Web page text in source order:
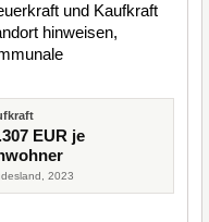
und Kaufkraft
hinweisen,
EUR je
2023